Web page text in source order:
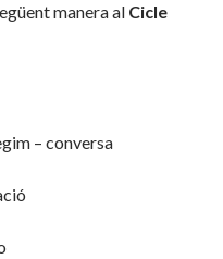
manera al Cicle
– conversa